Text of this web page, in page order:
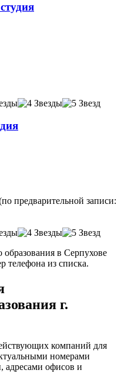
предварительной записи:
в Серпухове
телефона из списка.
г.
компаний для
номерами
адресами офисов и